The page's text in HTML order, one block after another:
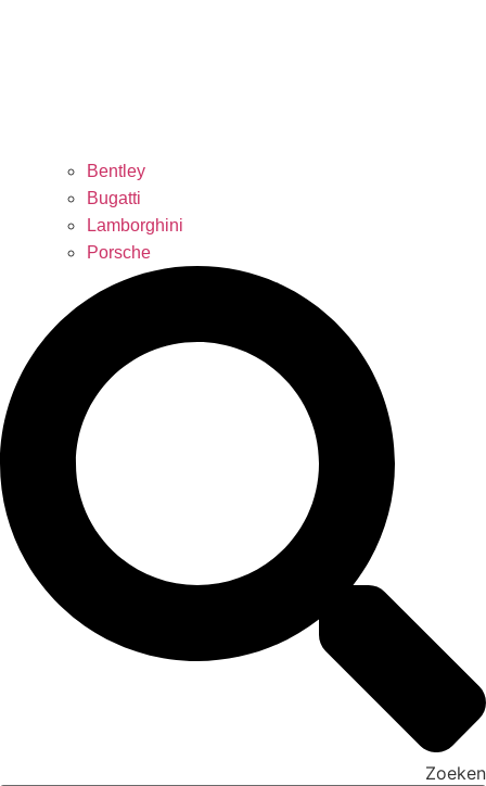
Bentley
Bugatti
Lamborghini
Porsche
Zoeken